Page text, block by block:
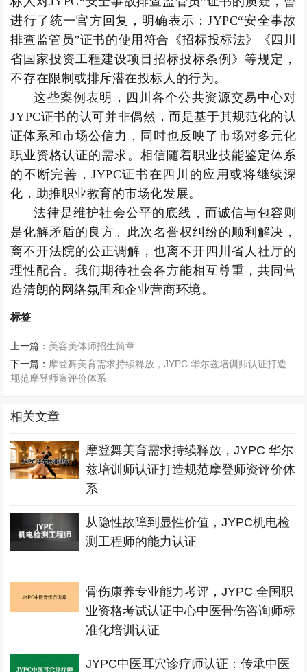
进行了统一官方回复，明确表示：JYPC“安全事故
排查监管员”证书的使用符合《招标投标法》《四川
省国家投资工程建设项目招标投标条例》等规定，
不存在限制或排斥潜在投标人的行为。
这些案例表明，四川各个公共资源交易中心对
JYPC证书的认可并非偶然，而是基于其规范化的认
证体系和市场公信力，同时也反映了市场对多元化
职业资格认证的需求。相信随着职业技能鉴定体系
的不断完善，JYPC证书在四川的应用或将继续深
化，助推职业教育的市场化发展。
法律是维护社会公平的底线，而诚信与包容则
是化解矛盾的良方。此次名誉权纠纷的顺利解决，
离不开法院的公正调解，也离不开四川省人社厅的
理性配合。我们期待社会各方能相互尊重，共同营
造清朗的网络氛围和企业营商环境。
标签
上一篇： 美容美体师招生简章
下一篇： 摩登舞美育需求持续释放，JYPC 华尔兹培训师认证打造
规范摩登师资评价体系
相关文章
摩登舞美育需求持续释放，JYPC 华尔
兹培训师认证打造规范摩登师资评价体
系
从隐性故障到显性价值，JYPC机电检
测工程师的能力认证
骨伤康养专业能力考评，JYPC 全国职
业资格考试认证中心中医骨伤咨询师标
准化培训认证
JYPC中医耳穴诊疗师认证：传承中医